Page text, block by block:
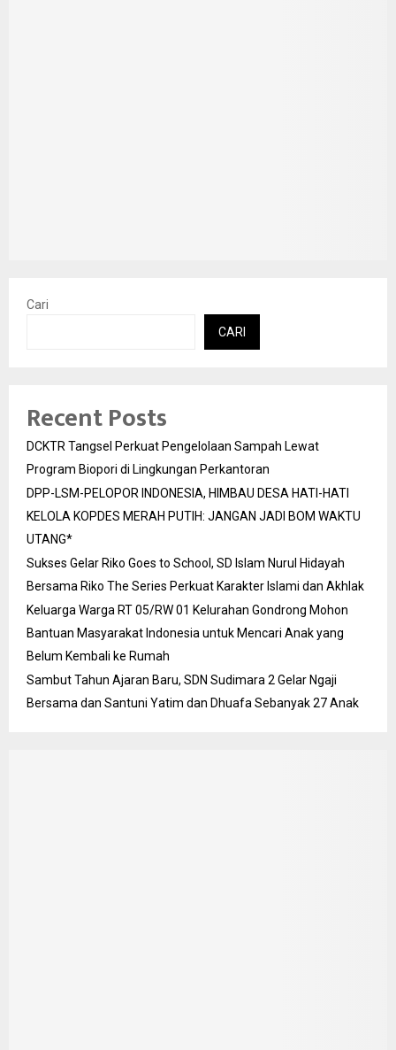
Cari
CARI
Recent Posts
DCKTR Tangsel Perkuat Pengelolaan Sampah Lewat
Program Biopori di Lingkungan Perkantoran
DPP-LSM-PELOPOR INDONESIA, HIMBAU DESA HATI-HATI
KELOLA KOPDES MERAH PUTIH: JANGAN JADI BOM WAKTU
UTANG*
Sukses Gelar Riko Goes to School, SD Islam Nurul Hidayah
Bersama Riko The Series Perkuat Karakter Islami dan Akhlak
Keluarga Warga RT 05/RW 01 Kelurahan Gondrong Mohon
Bantuan Masyarakat Indonesia untuk Mencari Anak yang
Belum Kembali ke Rumah
Sambut Tahun Ajaran Baru, SDN Sudimara 2 Gelar Ngaji
Bersama dan Santuni Yatim dan Dhuafa Sebanyak 27 Anak